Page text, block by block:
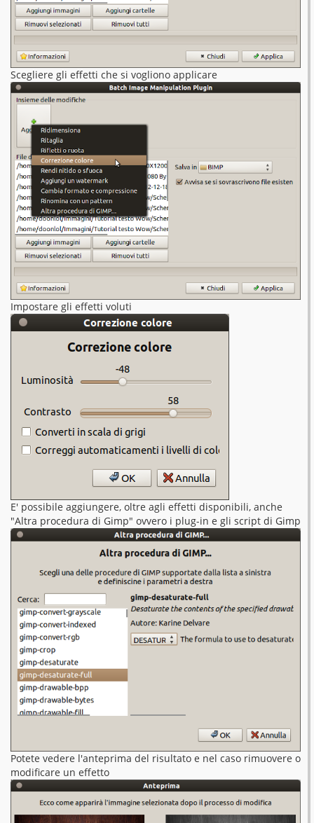
Scegliere gli effetti che si vogliono applicare
Impostare gli effetti voluti
E' possibile aggiungere, oltre agli effetti disponibili, anche
"Altra procedura di Gimp" ovvero i plug-in e gli script di Gimp
Potete vedere l'anteprima del risultato e nel caso rimuovere o
modificare un effetto